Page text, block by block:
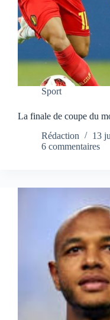
Sport
La finale de coupe du
Rédaction
13
6 commentaires